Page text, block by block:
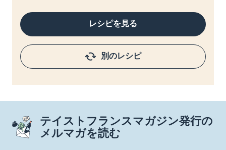
レシピを見る
別のレシピ
テイストフランスマガジン発行の
メルマガを読む